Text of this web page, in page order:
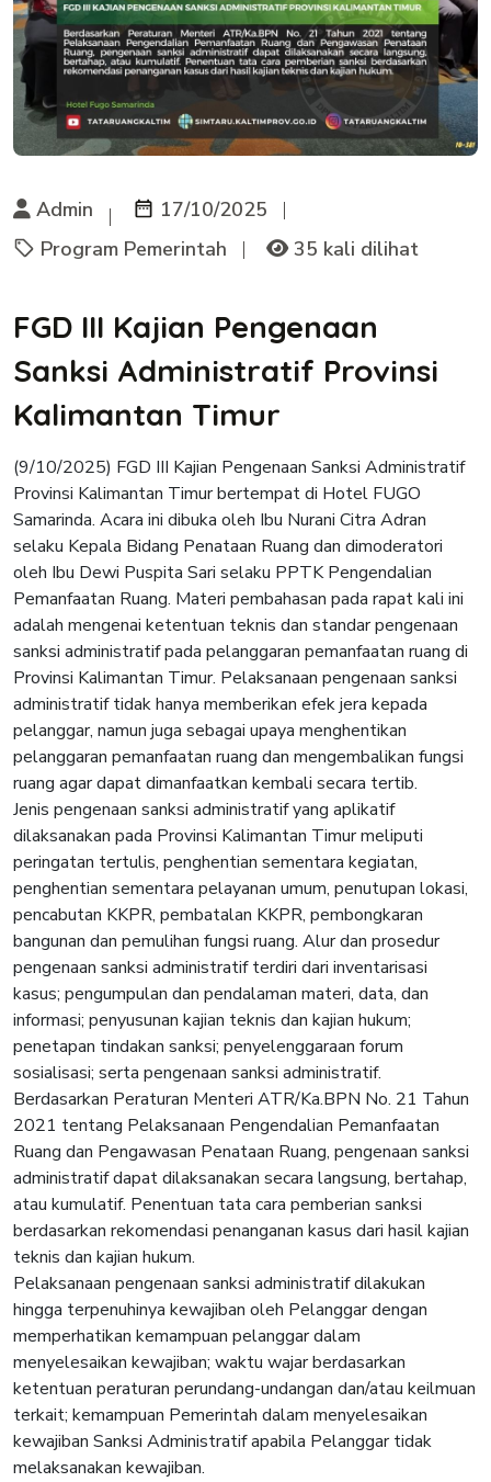
Admin
17/10/2025
Program Pemerintah
35 kali dilihat
FGD III Kajian Pengenaan
Sanksi Administratif Provinsi
Kalimantan Timur
(9/10/2025) FGD III Kajian Pengenaan Sanksi Administratif
Provinsi Kalimantan Timur bertempat di Hotel FUGO
Samarinda. Acara ini dibuka oleh Ibu Nurani Citra Adran
selaku Kepala Bidang Penataan Ruang dan dimoderatori
oleh Ibu Dewi Puspita Sari selaku PPTK Pengendalian
Pemanfaatan Ruang. Materi pembahasan pada rapat kali ini
adalah mengenai ketentuan teknis dan standar pengenaan
sanksi administratif pada pelanggaran pemanfaatan ruang di
Provinsi Kalimantan Timur. Pelaksanaan pengenaan sanksi
administratif tidak hanya memberikan efek jera kepada
pelanggar, namun juga sebagai upaya menghentikan
pelanggaran pemanfaatan ruang dan mengembalikan fungsi
ruang agar dapat dimanfaatkan kembali secara tertib.
Jenis pengenaan sanksi administratif yang aplikatif
dilaksanakan pada Provinsi Kalimantan Timur meliputi
peringatan tertulis, penghentian sementara kegiatan,
penghentian sementara pelayanan umum, penutupan lokasi,
pencabutan KKPR, pembatalan KKPR, pembongkaran
bangunan dan pemulihan fungsi ruang. Alur dan prosedur
pengenaan sanksi administratif terdiri dari inventarisasi
kasus; pengumpulan dan pendalaman materi, data, dan
informasi; penyusunan kajian teknis dan kajian hukum;
penetapan tindakan sanksi; penyelenggaraan forum
sosialisasi; serta pengenaan sanksi administratif.
Berdasarkan Peraturan Menteri ATR/Ka.BPN No. 21 Tahun
2021 tentang Pelaksanaan Pengendalian Pemanfaatan
Ruang dan Pengawasan Penataan Ruang, pengenaan sanksi
administratif dapat dilaksanakan secara langsung, bertahap,
atau kumulatif. Penentuan tata cara pemberian sanksi
berdasarkan rekomendasi penanganan kasus dari hasil kajian
teknis dan kajian hukum.
Pelaksanaan pengenaan sanksi administratif dilakukan
hingga terpenuhinya kewajiban oleh Pelanggar dengan
memperhatikan kemampuan pelanggar dalam
menyelesaikan kewajiban; waktu wajar berdasarkan
ketentuan peraturan perundang-undangan dan/atau keilmuan
terkait; kemampuan Pemerintah dalam menyelesaikan
kewajiban Sanksi Administratif apabila Pelanggar tidak
melaksanakan kewajiban.